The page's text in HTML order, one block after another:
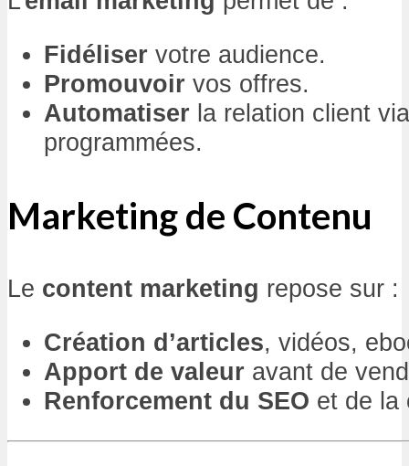
Fidéliser votre audience.
Promouvoir vos offres.
Automatiser la relation client
programmées.
Marketing de Contenu
Le content marketing repose sur :
Création d’articles, vidéos,
Apport de valeur avant de
Renforcement du SEO et de la